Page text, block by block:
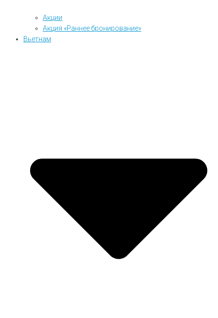
Акции
Акция «Раннее бронирование»
Вьетнам